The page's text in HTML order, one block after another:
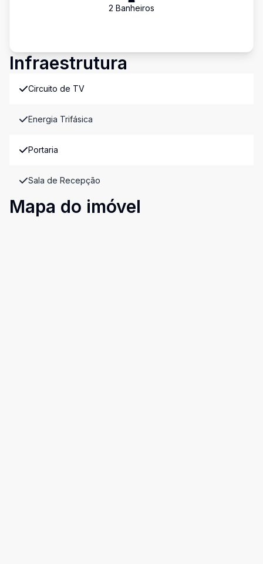
2 Banheiros
Infraestrutura
Circuito de TV
Energia Trifásica
Portaria
Sala de Recepção
Mapa do imóvel